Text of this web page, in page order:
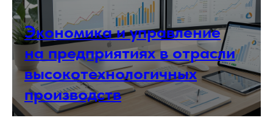
Экономика и управление
на предприятиях в отрасли
высокотехнологичных
производств